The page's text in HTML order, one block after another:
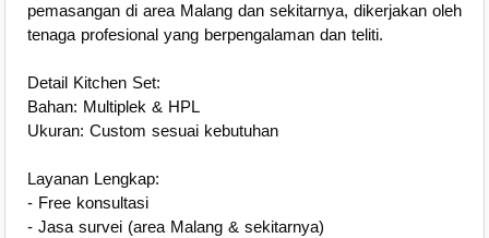
pemasangan di area Malang dan sekitarnya, dikerjakan oleh
tenaga profesional yang berpengalaman dan teliti.
Detail Kitchen Set:
Bahan: Multiplek & HPL
Ukuran: Custom sesuai kebutuhan
Layanan Lengkap:
- Free konsultasi
- Jasa survei (area Malang & sekitarnya)